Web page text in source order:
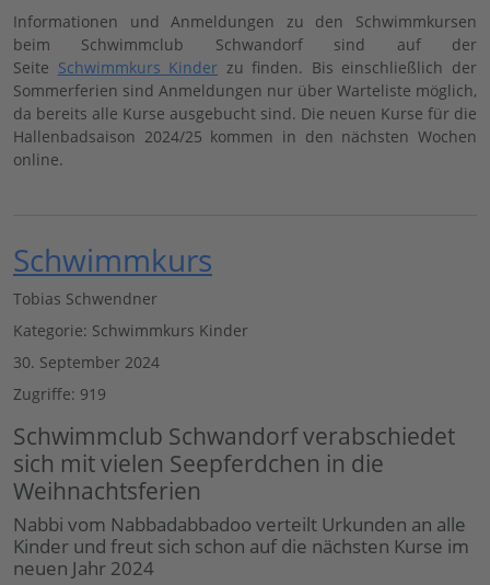
Informationen und Anmeldungen zu den Schwimmkursen
beim Schwimmclub Schwandorf sind auf der
Seite Schwimmkurs Kinder zu finden. Bis einschließlich der
Sommerferien sind Anmeldungen nur über Warteliste möglich,
da bereits alle Kurse ausgebucht sind. Die neuen Kurse für die
Hallenbadsaison 2024/25 kommen in den nächsten Wochen
online.
Schwimmkurs
Tobias Schwendner
Kategorie: Schwimmkurs Kinder
30. September 2024
Zugriffe: 919
Schwimmclub Schwandorf verabschiedet
sich mit vielen Seepferdchen in die
Weihnachtsferien
Nabbi vom Nabbadabbadoo verteilt Urkunden an alle
Kinder und freut sich schon auf die nächsten Kurse im
neuen Jahr 2024